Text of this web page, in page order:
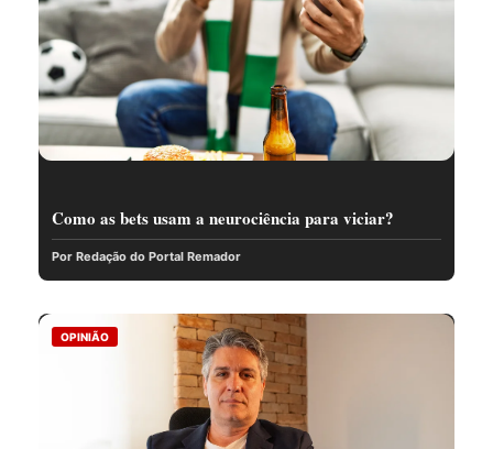
Como as bets usam a neurociência para viciar?
Por Redação do Portal Remador
OPINIÃO